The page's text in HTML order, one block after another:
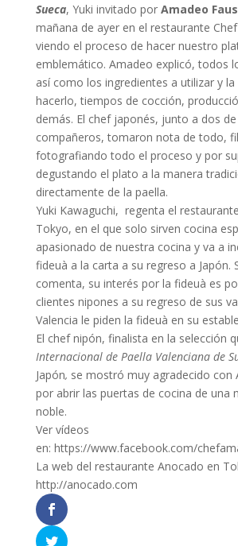
Sueca, Yuki invitado por Amadeo Faus
mañana de ayer en el restaurante
viendo el proceso de hacer nuestro
emblemático. Amadeo explicó, todos
así como los ingredientes a utilizar y
hacerlo, tiempos de cocción,
demás. El chef japonés, junto a dos de
compañeros, tomaron nota de todo,
fotografiando todo el proceso y por
degustando el plato a la manera
directamente de la paella.
Yuki Kawaguchi, regenta el
Tokyo, en el que solo sirven cocina
apasionado de nuestra cocina y va a
fideuà a la carta a su regreso a Japón.
comenta, su interés por la fideuà es
clientes nipones a su regreso de sus
Valencia le piden la fideuà en su
El chef nipón, finalista en la selección
Internacional de Paella Valenciana de
Japón, se mostró muy agradecido con
por abrir las puertas de cocina de una
noble.
Ver vídeos
en: https://www.facebook.com/
La web del restaurante Anocado en
http://anocado.com